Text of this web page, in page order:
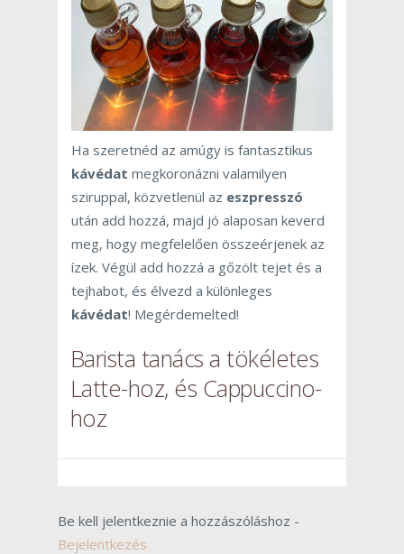
Ha szeretnéd az amúgy is fantasztikus
kávédat megkoronázni valamilyen
sziruppal, közvetlenül az eszpresszó
után add hozzá, majd jó alaposan keverd
meg, hogy megfelelően összeérjenek az
ízek. Végül add hozzá a gőzölt tejet és a
tejhabot, és élvezd a különleges
kávédat! Megérdemelted!
Barista tanács a tökéletes
Latte-hoz, és Cappuccino-
hoz
Be kell jelentkeznie a hozzászóláshoz -
Bejelentkezés